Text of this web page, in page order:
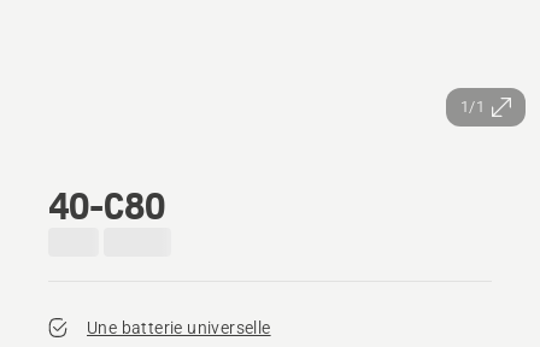
1/1
40-C80
Une batterie universelle